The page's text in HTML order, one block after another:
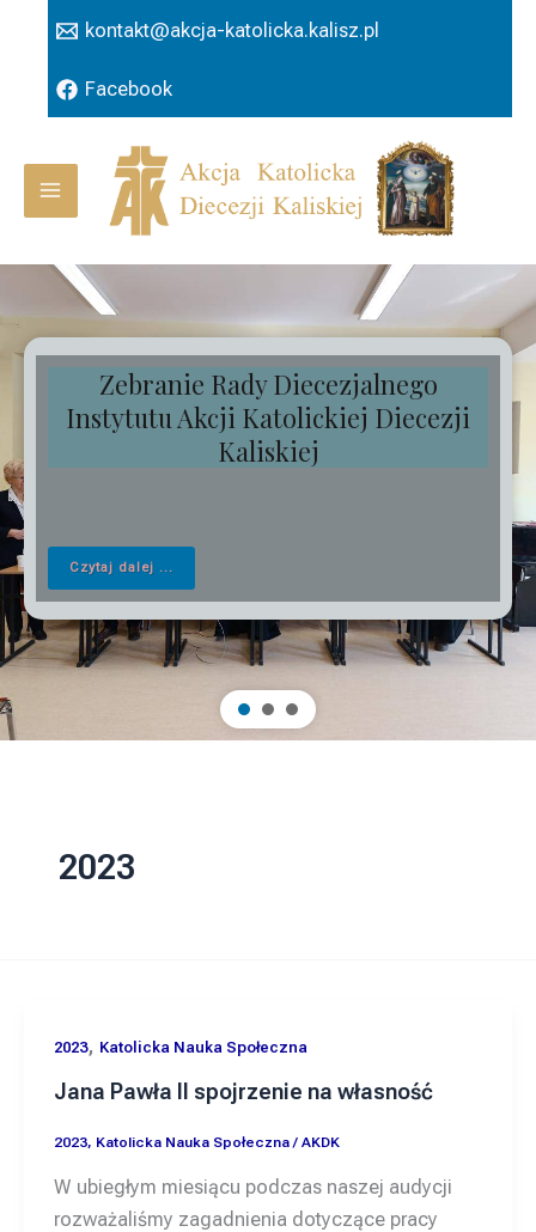
kontakt@akcja-katolicka.kalisz.pl
Facebook
Main
Menu
Zebranie Rady Diecezjalnego
Instytutu Akcji Katolickiej Diecezji
Kaliskiej
Czytaj dalej ...
2023
2023, Katolicka Nauka Społeczna
Jana Pawła II spojrzenie na własność
2023, Katolicka Nauka Społeczna/ AKDK
W ubiegłym miesiącu podczas naszej audycji
rozważaliśmy zagadnienia dotyczące pracy